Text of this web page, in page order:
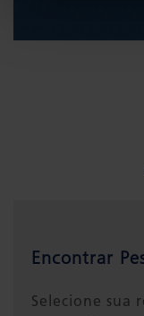
Encontrar
Selecione sua